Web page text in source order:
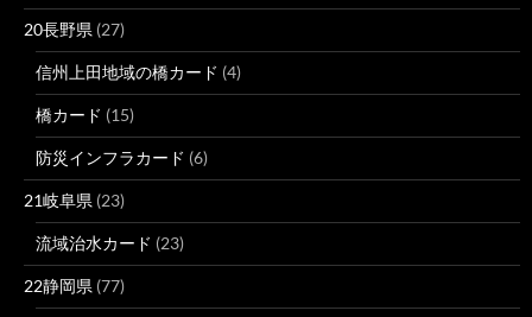
20長野県 (27)
信州上田地域の橋カード (4)
橋カード (15)
防災インフラカード (6)
21岐阜県 (23)
流域治水カード (23)
22静岡県 (77)